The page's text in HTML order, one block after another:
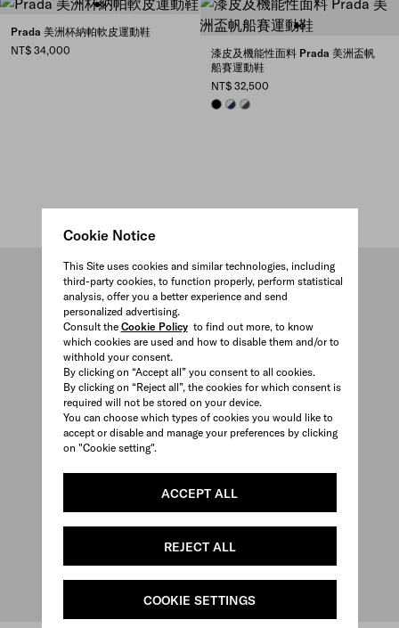
Cookie Notice
This Site uses cookies and similar technologies, including
third-party cookies, to function properly, perform statistical
analysis, offer you a better experience and send
personalized advertising.
Consult the Cookie Policyto find out more, to know
which cookies are used and how to disable them and/or to
withhold your consent.
By clicking on “Accept all” you consent to all cookies.
By clicking on “Reject all”, the cookies for which consent is
required will not be stored on your device.
You can choose which types of cookies you would like to
accept or disable and manage your preferences by clicking
on "Cookie setting".
ACCEPT ALL
REJECT ALL
COOKIE SETTINGS
Prada 美洲杯納帕軟皮運動鞋
NT$ 34,000
漆皮及機能性面料 Prada 美洲盃帆
船賽運動鞋
NT$ 32,500
BLACKROYAL BLUE/SILVER
ANTHRACITE GRAY/SILVER